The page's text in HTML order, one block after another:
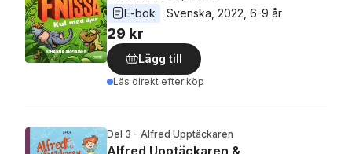
E-bok
Svenska 2022 6-9 år
29 kr
Lägg till
Läs direkt efter köp
Del 3 - Alfred Upptäckaren
Alfred Upptäckaren &